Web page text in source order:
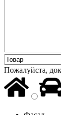
Пожалуйста,